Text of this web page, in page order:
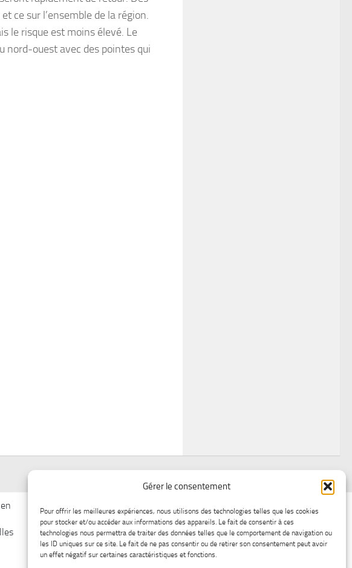
Gérer le consentement
Pour offrir les meilleures expériences, nous utilisons des technologies telles que les cookies
pour stocker et/ou accéder aux informations des appareils. Le fait de consentir à ces
technologies nous permettra de traiter des données telles que le comportement de navigation ou
les ID uniques sur ce site. Le fait de ne pas consentir ou de retirer son consentement peut avoir
un effet négatif sur certaines caractéristiques et fonctions.
ce sur l’ensemble de la région.
le risque est moins élevé. Le
nord-ouest avec des pointes qui
Afficher chez nous Lac-Saint-Jean glace Boutique en ligne